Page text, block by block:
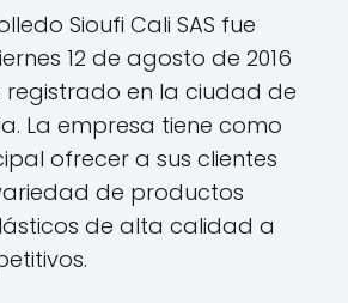
Sioufi Cali SAS fue
12 de agosto de 2016
registrado en la ciudad de
La empresa tiene como
ofrecer a sus clientes
de productos
de alta calidad a